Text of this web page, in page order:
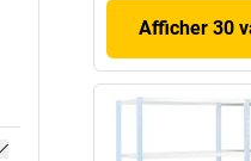
Afficher 30